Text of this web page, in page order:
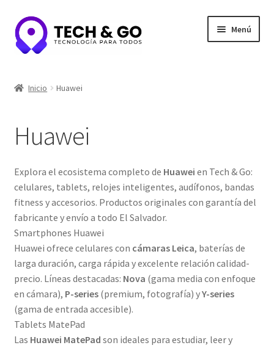
Ir
a
la
Ir
al
contenido
Menú
Portafolio y Confianza
Privacidad y seguridad
Tienda
Inicio Huawei
Huawei
Explora el ecosistema completo de Huawei en Tech & Go:
celulares, tablets, relojes inteligentes, audífonos, bandas
fitness y accesorios. Productos originales con garantía del
fabricante y envío a todo El Salvador.
Smartphones Huawei
Huawei ofrece celulares con cámaras Leica, baterías de
larga duración, carga rápida y excelente relación calidad-
precio. Líneas destacadas: Nova (gama media con enfoque
en cámara), P-series(premium, fotografía) yY-series
(gama de entrada accesible).
Tablets MatePad
Las Huawei MatePad son ideales para estudiar, leer y